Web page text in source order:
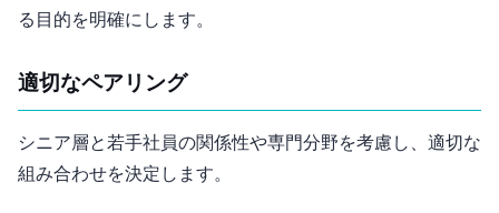
る目的を明確にします。
適切なペアリング
シニア層と若手社員の関係性や専門分野を考慮し、適切な
組み合わせを決定します。